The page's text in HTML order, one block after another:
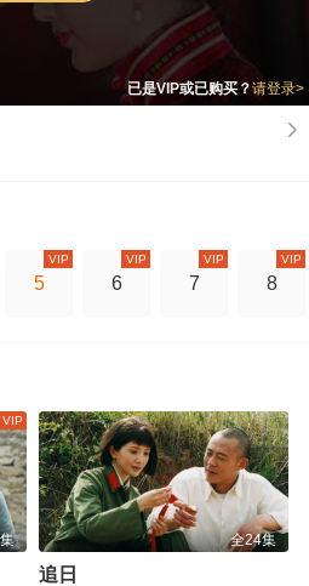
已是VIP或已购买？请登录>
5
VIP
6
VIP
7
VIP
8
VIP
全24集
追日